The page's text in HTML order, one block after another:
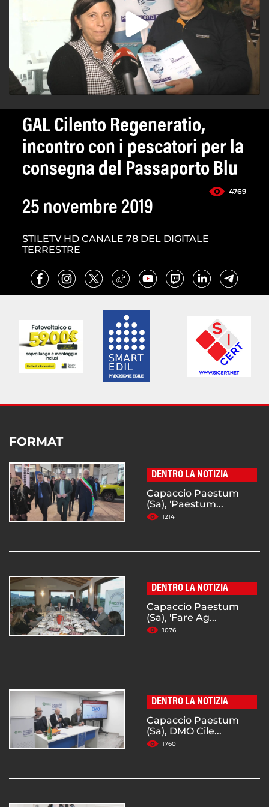
GAL Cilento Regeneratio,
incontro con i pescatori per la
consegna del Passaporto Blu
4769
25 novembre 2019
STILETV HD CANALE 78 DEL DIGITALE
TERRESTRE
FORMAT
DENTRO LA NOTIZIA
Capaccio Paestum
(Sa), 'Paestum...
1214
DENTRO LA NOTIZIA
Capaccio Paestum
(Sa), 'Fare Ag...
1076
DENTRO LA NOTIZIA
Capaccio Paestum
(Sa), DMO Cile...
1760